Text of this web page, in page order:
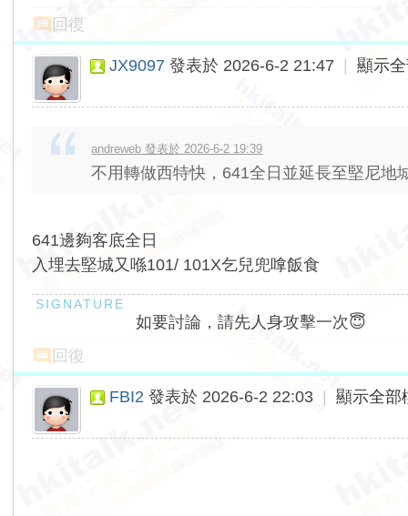
回復
JX9097 發表於 2026-6-2 21:47 顯示
andreweb 發表於 2026-6-2 19:39
不用轉做西特快，641全日並延長至堅尼地
641邊夠客底全日
入埋去堅城又喺101/ 101X乞兒兜嗱飯食
如要討論，請先人身攻擊一次😇
回復
FBI2 發表於 2026-6-2 22:03 顯示全部